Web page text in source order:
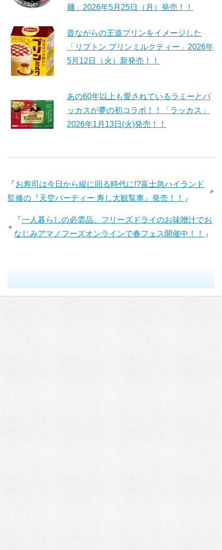
麺」2026年5月25日（月）発売！！
昔ながらの王道プリンをイメージした
「リプトン プリンミルクティー」2026年
5月12日（火）新発売！！
あの60年以上も愛されているラミーとバ
ッカスが夢の初コラボ！！「ラッカス」
2026年1月13日(火)発売！！
「 お寿司は今日から縦に回る時代に!?富士急ハイランド
監修の『天空パーティー 寿し大観覧車』発売！！
」
「 一人暮らしの必需品。フリーズドライのお味噌汁でお
なじみアマノフーズオンラインで春フェス開催中！！
」